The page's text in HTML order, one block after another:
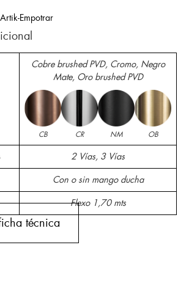
Artik-Empotrar
Cobre brushed PVD, Cromo, Negro
Mate, Oro brushed PVD
CB CR NM OB
2 Vías, 3 Vías
Con o sin mango ducha
Flexo 1,70 mts
técnica